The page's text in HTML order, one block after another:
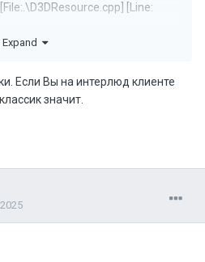
[Line:
<-
<- FDynamicActor::Render
<- FPlayerSceneNode::Render <-
<- UGameEngine::Tick <-
Expand
Если Вы на интерлюд клиенте
значит.